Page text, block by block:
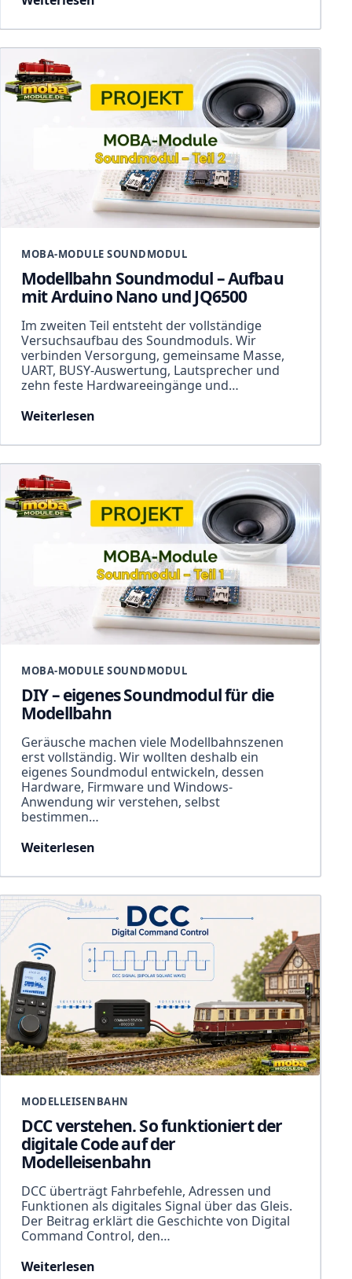
MOBA-MODULE SOUNDMODUL
Modellbahn Soundmodul – Aufbau
mit Arduino Nano und JQ6500
Im zweiten Teil entsteht der vollständige
Versuchsaufbau des Soundmoduls. Wir
verbinden Versorgung, gemeinsame Masse,
UART, BUSY-Auswertung, Lautsprecher und
zehn feste Hardwareeingänge und…
Weiterlesen
MOBA-MODULE SOUNDMODUL
DIY – eigenes Soundmodul für die
Modellbahn
Geräusche machen viele Modellbahnszenen
erst vollständig. Wir wollten deshalb ein
eigenes Soundmodul entwickeln, dessen
Hardware, Firmware und Windows-
Anwendung wir verstehen, selbst
bestimmen…
Weiterlesen
MODELLEISENBAHN
DCC verstehen. So funktioniert der
digitale Code auf der
Modelleisenbahn
DCC überträgt Fahrbefehle, Adressen und
Funktionen als digitales Signal über das Gleis.
Der Beitrag erklärt die Geschichte von Digital
Command Control, den…
Weiterlesen